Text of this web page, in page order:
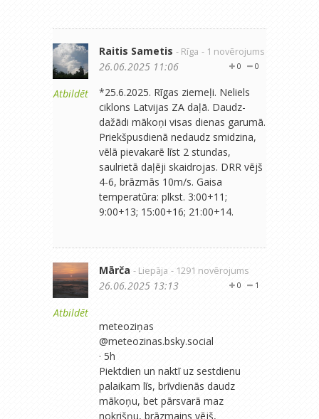
Atbildēt
Raitis Sametis - Rīga - 1 novērojums
0
0
26.06.2025 11:06
*25.6.2025. Rīgas ziemeļi. Neliels
ciklons Latvijas ZA daļā. Daudz-
dažādi mākoņi visas dienas garumā.
Priekšpusdienā nedaudz smidzina,
vēlā pievakarē līst 2 stundas,
saulrietā daļēji skaidrojas. DRR vējš
4-6, brāzmās 10m/s. Gaisa
temperatūra: plkst. 3:00+11;
9:00+13; 15:00+16; 21:00+14.
Atbildēt
Mārča - Liepāja - 1291 novērojums
1
0
26.06.2025 13:13
‪meteoziņas‬
‪@meteozinas.bsky.social‬
· 5h
Piektdien un naktī uz sestdienu
palaikam līs, brīvdienās daudz
mākoņu, bet pārsvarā maz
nokrišņu, brāzmains vējš,